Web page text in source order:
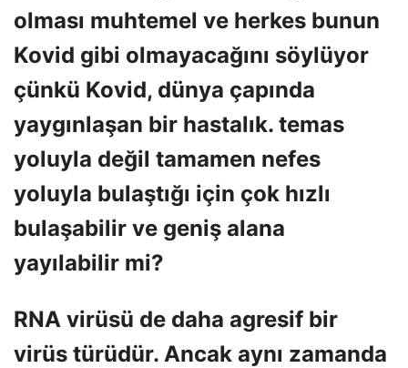
olması muhtemel ve herkes bunun
Kovid gibi olmayacağını söylüyor
çünkü Kovid, dünya çapında
yaygınlaşan bir hastalık. temas
yoluyla değil tamamen nefes
yoluyla bulaştığı için çok hızlı
bulaşabilir ve geniş alana
yayılabilir mi?
RNA virüsü de daha agresif bir
virüs türüdür. Ancak aynı zamanda